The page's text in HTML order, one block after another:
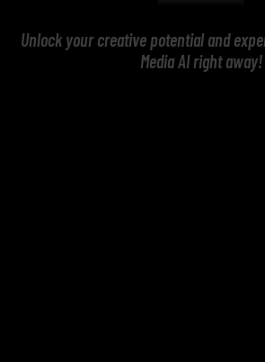
Unlock your creative potential and
Media AI right away!